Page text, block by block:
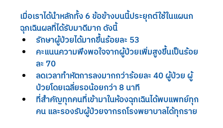
เมื่อเราได้นำหลักทั้ง 6 ข้อข้างบนนี้ประยุกต์ใช้ในแผนก
ฉุกเฉินผลที่ได้รับมาดีมาก ดังนี้
รักษาผู้ป่วยได้มากขึ้นร้อยละ 53
คะแนนความพึงพอใจจากผู้ป่วยเพิ่มสูงขึ้นเป็นร้อย
ละ 70
ลดเวลาทำหัตการลงมากกว่าร้อยละ 40 ผู้ป่วย ผู้
ป่วยโดยเฉลี่ยรอน้อยกว่า 8 นาที
ที่สำคัญทุกคนที่เข้ามาในห้องฉุกเฉินได้พบแพทย์ทุก
คน และรองรับผู้ป่วยจากรถโรงพยาบาลได้ทุกราย